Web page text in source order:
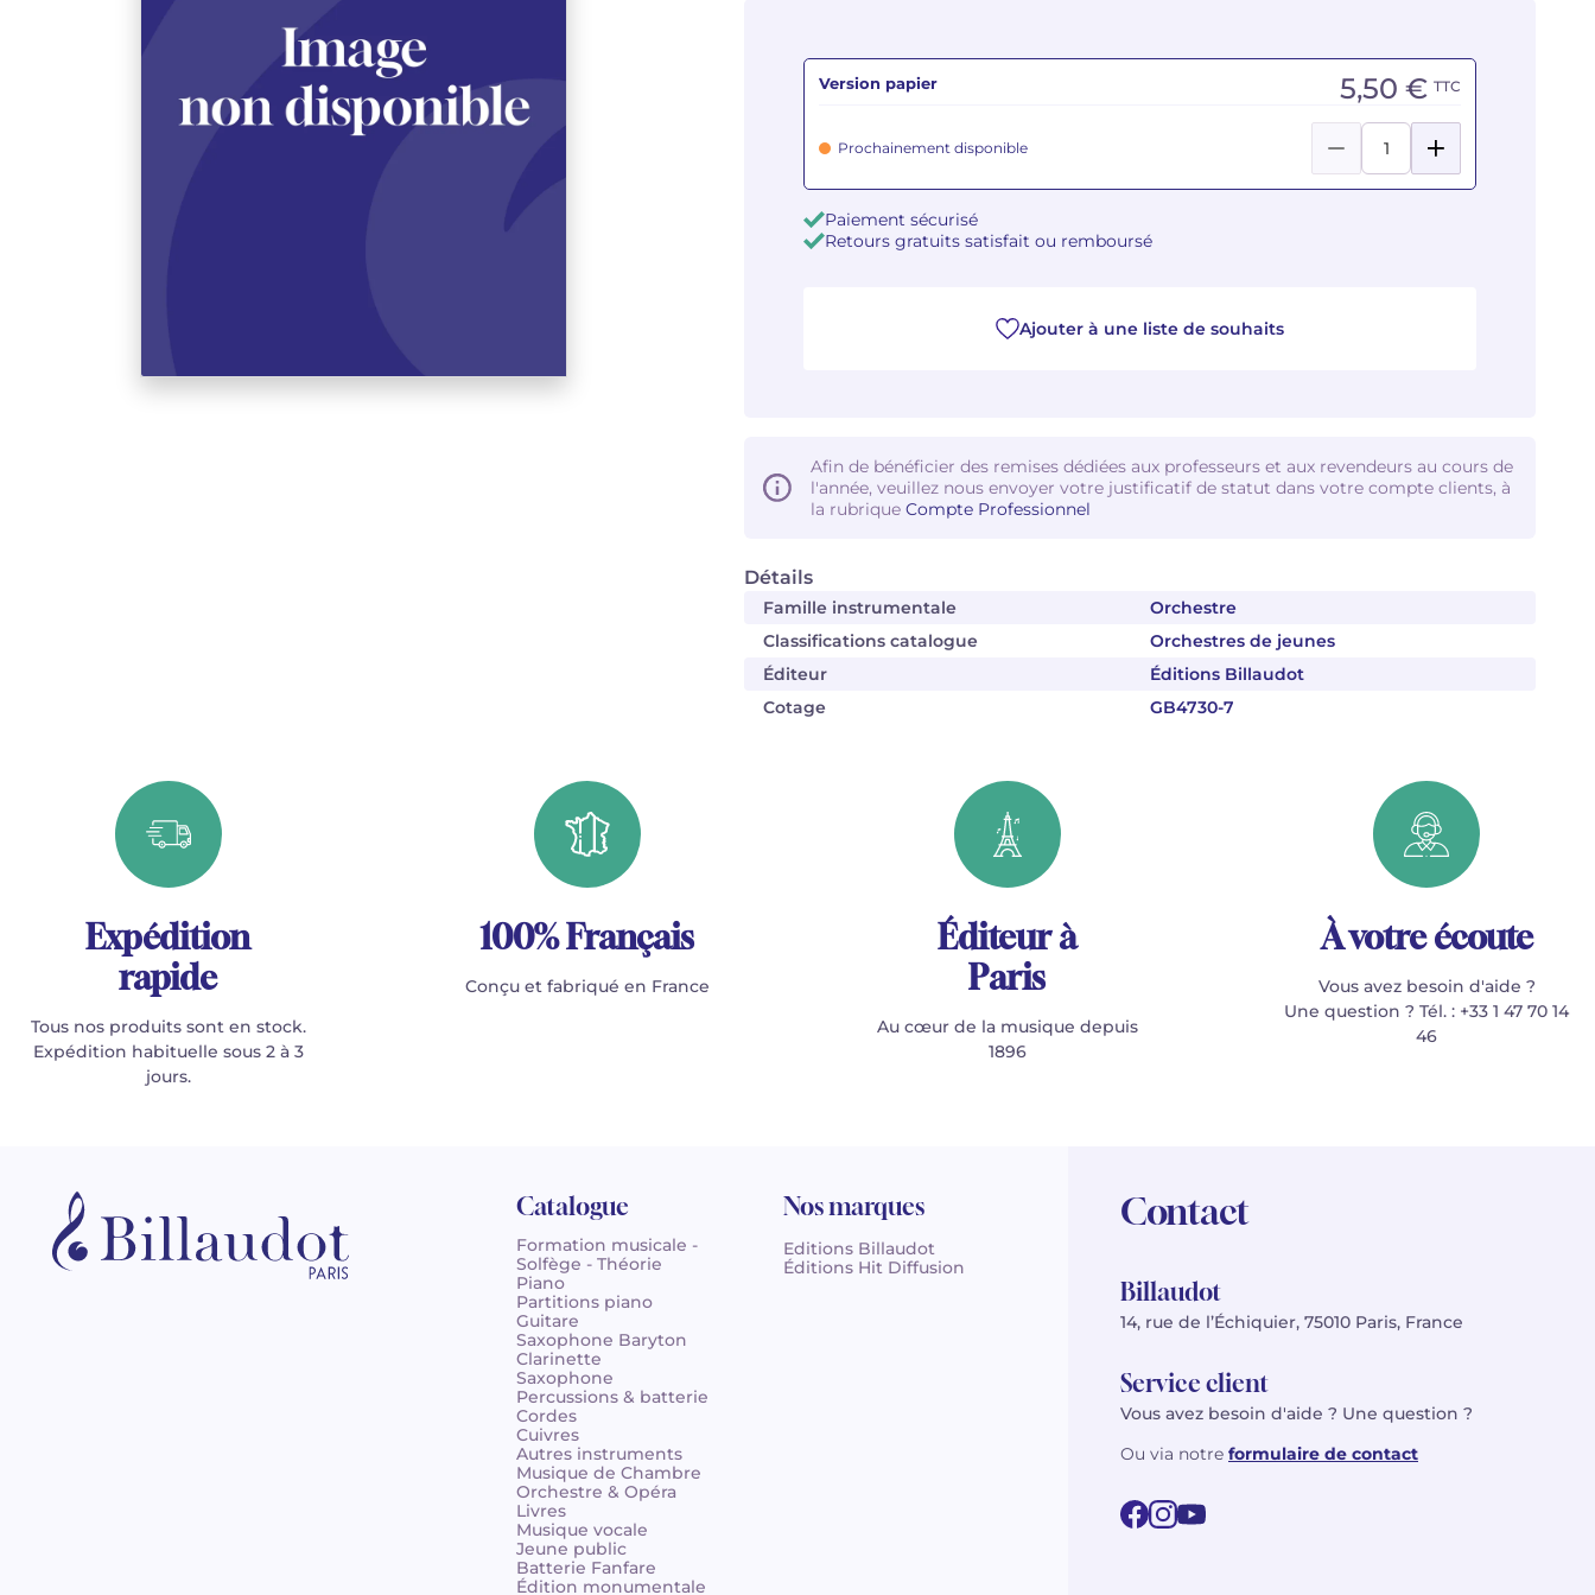
Détails
Famille instrumentale
Orchestre
Classifications catalogue
Orchestres de jeunes
Éditeur
Éditions Billaudot
Cotage
GB4730-7
Version papier 5,50 € TTC
Prochainement disponible
Paiement sécurisé
Retours gratuits satisfait ou remboursé
Ajouter à une liste de souhaits
Afin de bénéficier des remises dédiées aux professeurs et aux revendeurs au cours de
l'année, veuillez nous envoyer votre justificatif de statut dans votre compte clients, à
la rubrique Compte Professionnel
Expédition
rapide
Tous nos produits sont en stock.
Expédition habituelle sous 2 à 3
jours.
100% Français
Conçu et fabriqué en France
Éditeur à
Paris
Au cœur de la musique depuis
1896
À votre écoute
Vous avez besoin d'aide ?
Une question ? Tél. : +33 1 47 70 14
46
Catalogue
Formation musicale -
Solfège - Théorie
Piano
Partitions piano
Guitare
Saxophone Baryton
Clarinette
Saxophone
Percussions & batterie
Cordes
Cuivres
Autres instruments
Musique de Chambre
Orchestre & Opéra
Livres
Musique vocale
Jeune public
Batterie Fanfare
Édition monumentale
Nos marques
Editions Billaudot
Éditions Hit Diffusion
Contact
Billaudot
14, rue de l’Échiquier, 75010 Paris, France
Service client
Vous avez besoin d'aide ? Une question ?
Ou via notre formulaire de contact